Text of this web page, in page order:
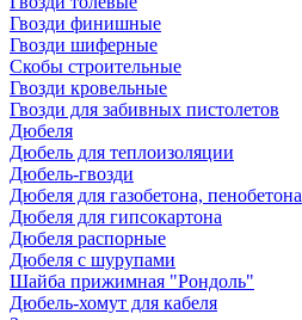
Гвозди финишные
Гвозди шиферные
Скобы строительные
Гвозди кровельные
Гвозди для забивных пистолетов
Дюбеля
Дюбель для теплоизоляции
Дюбель-гвозди
Дюбеля для газобетона, пенобетона
Дюбеля для гипсокартона
Дюбеля распорные
Дюбеля с шурупами
Шайба прижимная "Рондоль"
Дюбель-хомут для кабеля